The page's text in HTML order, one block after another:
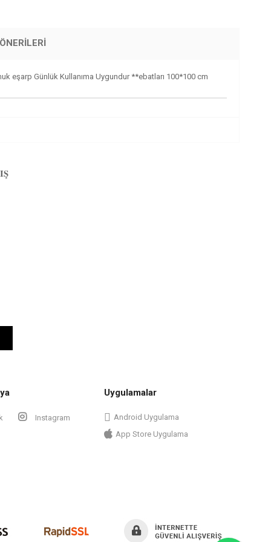
eşarp Günlük Kullanıma Uygundur **ebatları 100*100 cm
Instagram
Uygulamalar
Android Uygulama
App Store Uygulama